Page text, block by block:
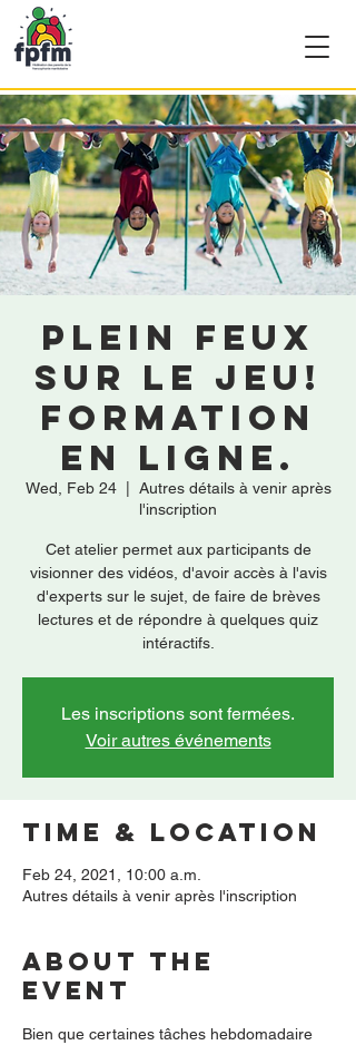
Plein feux
sur le jeu!
Formation
en ligne.
Wed, Feb 24
  |
Autres détails à venir après
l'inscription
Cet atelier permet aux participants de
visionner des vidéos, d'avoir accès à l'avis
d'experts sur le sujet, de faire de brèves
lectures et de répondre à quelques quiz
intéractifs.
Les inscriptions sont fermées.
Voir autres événements
Time & Location
Feb 24, 2021, 10:00 a.m.
Autres détails à venir après l'inscription
About the
event
Bien que certaines tâches hebdomadaire